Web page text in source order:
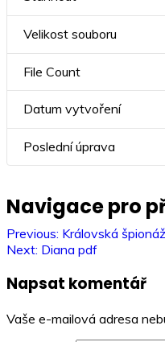
Velikost souboru
File Count
Datum vytvoření
Poslední úprava
Navigace pro
Previous: Královská
Next: Diana pdf
Napsat komentář
Vaše e-mailová adresa